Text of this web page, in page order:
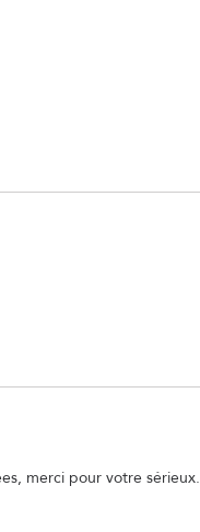
merci pour votre sérieux.